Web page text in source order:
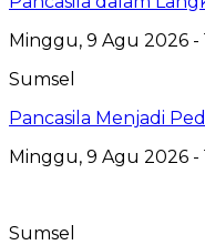
Minggu, 9 Agu 2026 -
Sumsel
Pancasila Menjadi
Minggu, 9 Agu 2026 -
Sumsel